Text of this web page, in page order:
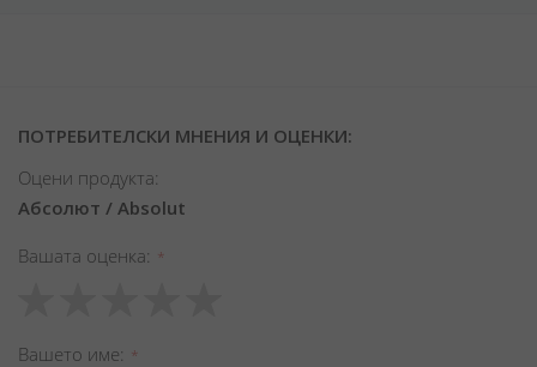
ПОТРЕБИТЕЛСКИ МНЕНИЯ И ОЦЕНКИ:
Оцени продукта:
Абсолют / Absolut
Вашата оценка
star
stars
stars
stars
stars
Вашето име